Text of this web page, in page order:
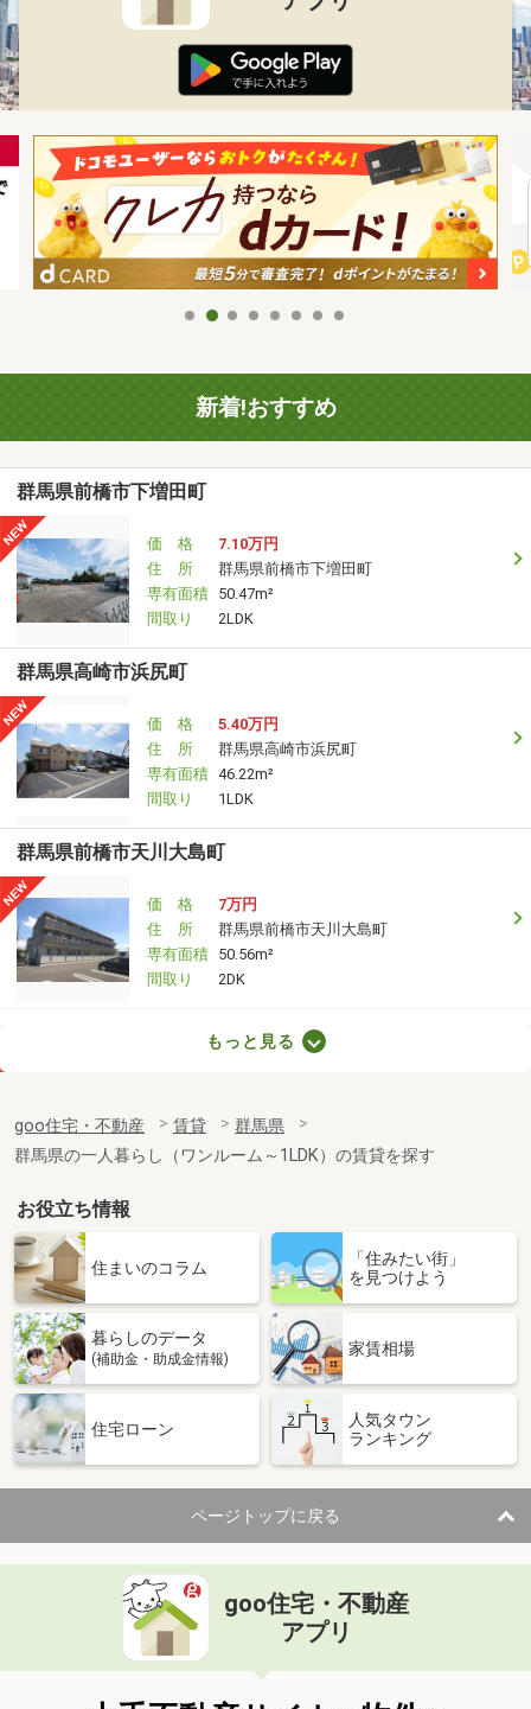
新着!おすすめ
群馬県前橋市下増田町
価 格
7.10万円
住 所
群馬県前橋市下増田町
専有面積 50.47m²
間取り
2LDK
群馬県高崎市浜尻町
価 格
5.40万円
住 所
群馬県高崎市浜尻町
専有面積 46.22m²
間取り
1LDK
群馬県前橋市天川大島町
価 格
7万円
住 所
群馬県前橋市天川大島町
専有面積 50.56m²
間取り
2DK
専有面積
22m²
間取り
ワンルーム
群馬県前橋市野中町
価 格
5.70万円
群馬県前橋市野中町
専有面積 58.6m²
間取り
群馬県高崎市福島町
住 所
群馬県高崎市福島町
専有面積 32.9m²
間取り
ワンルーム
群馬県高崎市菅谷町
価 格
住 所
群馬県高崎市菅谷町
専有面積 33.2m²
間取り
1K
もっと見る
goo住宅・不動産 賃貸
群馬県
群馬県の一人暮らし（ワンルーム～1LDK）の賃貸を探す
お役立ち情報
住まいのコラム
「住みたい街」
を見つけよう
暮らしのデータ
(補助金・助成金情報)
家賃相場
住宅ローン
人気タウン
ランキング
ページトップに戻る
goo住宅・不動産
アプリ